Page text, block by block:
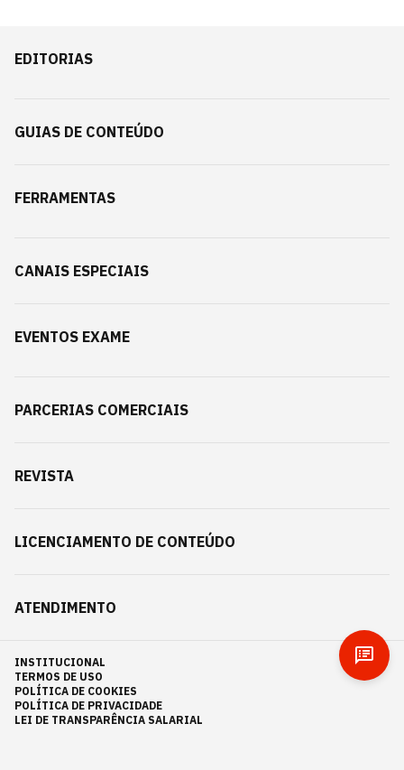
EDITORIAS
GUIAS DE CONTEÚDO
FERRAMENTAS
CANAIS ESPECIAIS
EVENTOS EXAME
PARCERIAS COMERCIAIS
REVISTA
LICENCIAMENTO DE CONTEÚDO
ATENDIMENTO
INSTITUCIONAL
TERMOS DE USO
POLÍTICA DE COOKIES
POLÍTICA DE PRIVACIDADE
LEI DE TRANSPARÊNCIA SALARIAL